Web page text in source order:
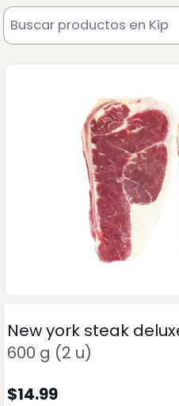
New york steak
600 g (2 u)
$14.99